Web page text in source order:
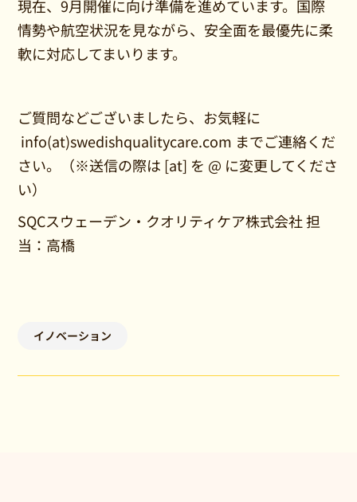
現在、9月開催に向け準備を進めています。国際
情勢や航空状況を見ながら、安全面を最優先に柔
軟に対応してまいります。
ご質問などございましたら、お気軽に
info(at)swedishqualitycare.com までご連絡くだ
さい。（※送信の際は [at] を @ に変更してくださ
い）
SQCスウェーデン・クオリティケア株式会社 担
当：高橋
イノベーション